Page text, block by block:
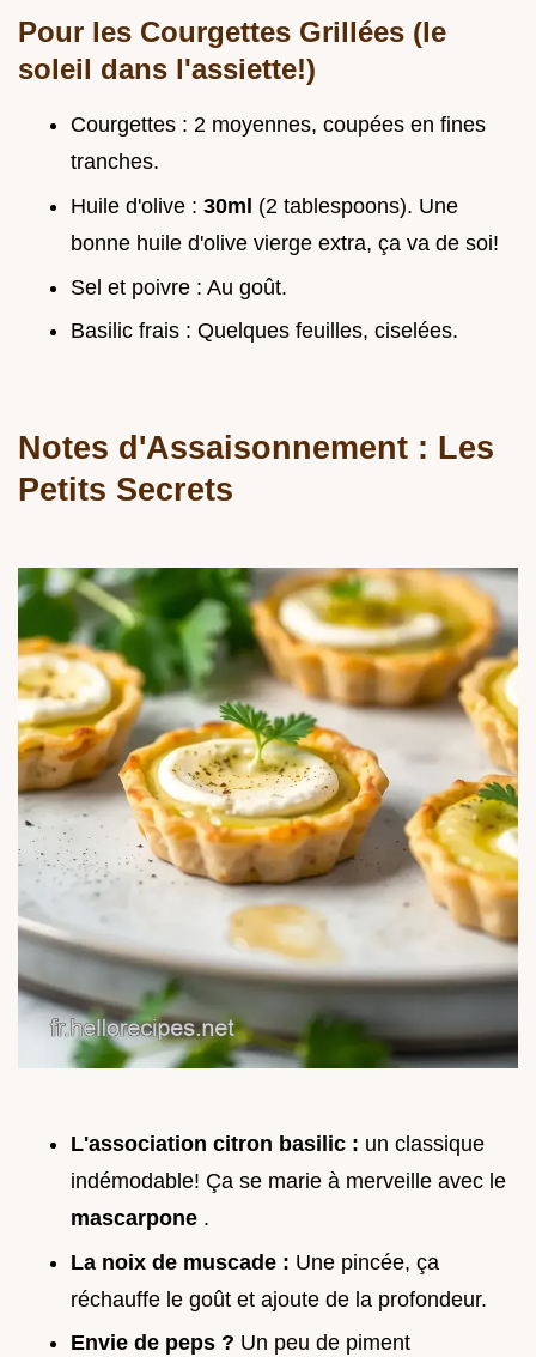
Pour les Courgettes Grillées (le
soleil dans l'assiette!)
Courgettes : 2 moyennes, coupées en fines
tranches.
Huile d'olive : 30ml (2 tablespoons). Une
bonne huile d'olive vierge extra, ça va de soi!
Sel et poivre : Au goût.
Basilic frais : Quelques feuilles, ciselées.
Notes d'Assaisonnement : Les
Petits Secrets
L'association citron basilic : un classique
indémodable! Ça se marie à merveille avec le
mascarpone .
La noix de muscade : Une pincée, ça
réchauffe le goût et ajoute de la profondeur.
Envie de peps ? Un peu de piment